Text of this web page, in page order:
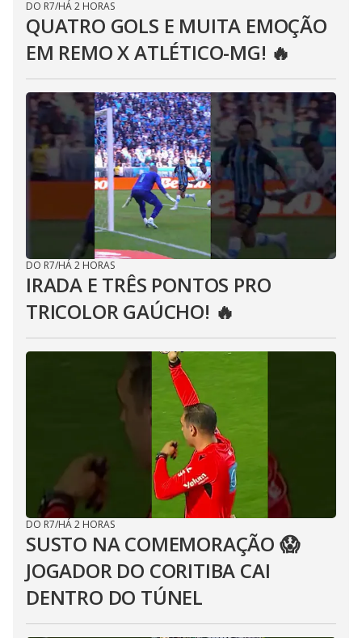
DO R7/HÁ 2 HORAS
QUATRO GOLS E MUITA EMOÇÃO
EM REMO X ATLÉTICO-MG! 🔥
DO R7/HÁ 2 HORAS
IRADA E TRÊS PONTOS PRO
TRICOLOR GAÚCHO! 🔥
DO R7/HÁ 2 HORAS
SUSTO NA COMEMORAÇÃO 😱
JOGADOR DO CORITIBA CAI
DENTRO DO TÚNEL